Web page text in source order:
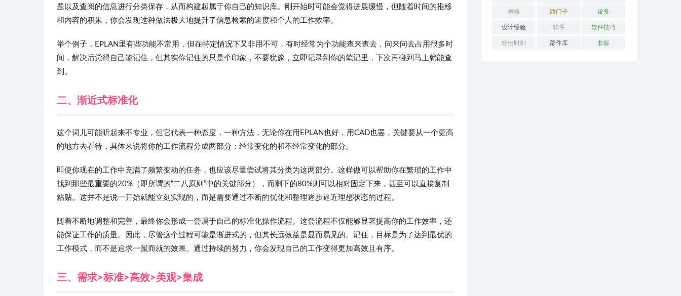
题以及查阅的信息进行分类保存，从而构建起属于你自己的知识库。刚开始时可能会觉得进展缓慢，但随着时间的推移
和内容的积累，你会发现这种做法极大地提升了信息检索的速度和个人的工作效率。
举个例子，EPLAN里有些功能不常用，但在特定情况下又非用不可，有时经常为个功能查来查去，问来问去占用很多时
间，解决后觉得自己能记住，但其实你记住的只是个印象，不要犹豫，立即记录到你的笔记里，下次再碰到马上就能查
到。
二、渐近式标准化
这个词儿可能听起来不专业，但它代表一种态度，一种方法，无论你在用EPLAN也好，用CAD也罢，关键要从一个更高
的地方去看待，具体来说将你的工作流程分成两部分：经常变化的和不经常变化的部分。
即使你现在的工作中充满了频繁变动的任务，也应该尽量尝试将其分类为这两部分。这样做可以帮助你在繁琐的工作中
找到那些最重要的20%（即所谓的“二八原则”中的关键部分），而剩下的80%则可以相对固定下来，甚至可以直接复制
粘贴。这并不是说一开始就能立刻实现的，而是需要通过不断的优化和整理逐步逼近理想状态的过程。
随着不断地调整和完善，最终你会形成一套属于自己的标准化操作流程。这套流程不仅能够显著提高你的工作效率，还
能保证工作的质量。因此，尽管这个过程可能是渐进式的，但其长远效益是显而易见的。记住，目标是为了达到最优的
工作模式，而不是追求一蹴而就的效果。通过持续的努力，你会发现自己的工作变得更加高效且有序。
三、需求>标准>高效>美观>集成
表格 西门子 设备
设计经验 软件 软件技巧
轻松时刻 部件库 非标